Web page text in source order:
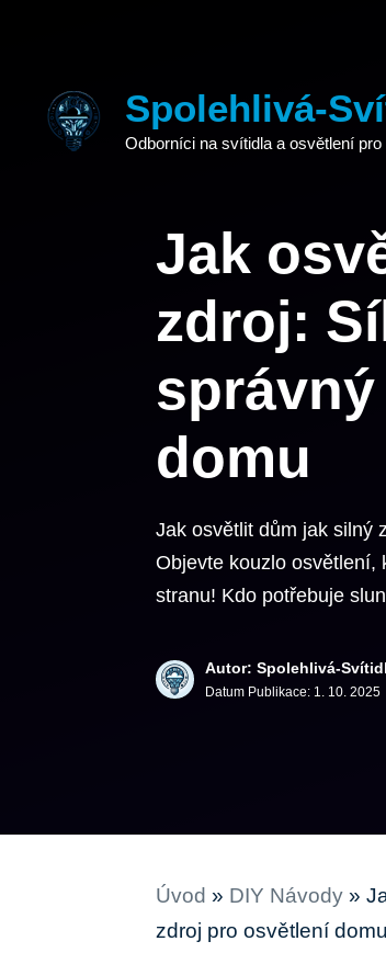
Spolehlivá-
Odborníci na svítidla a osvětlení
Jak
zdroj:
domu
Jak osvětlit dům jak silný
Objevte kouzlo osvětlení,
stranu! Kdo potřebuje
Autor: Spolehlivá-
Datum Publikace: 1. 10. 2025
Úvod » DIY Návody »
zdroj pro osvětlení domu